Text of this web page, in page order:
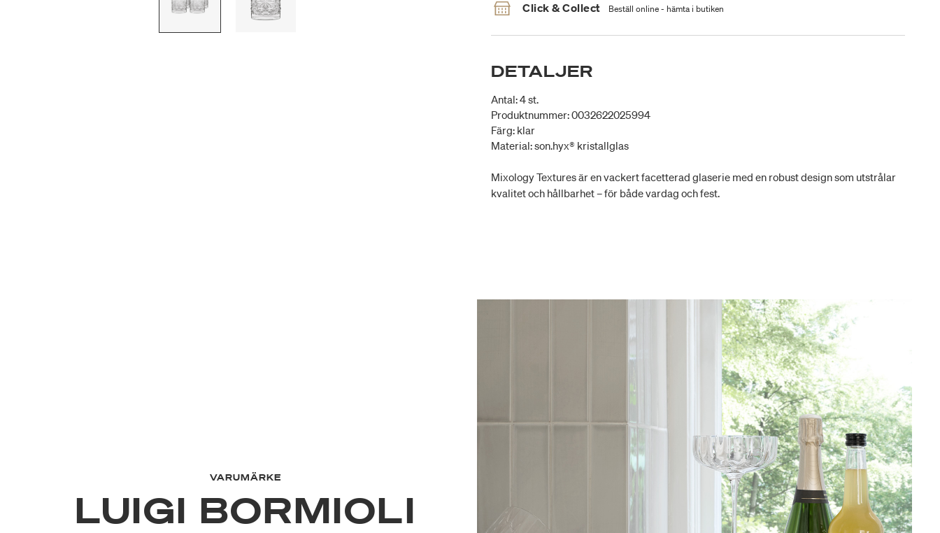
Click & Collect Beställ online - hämta i butiken
DETALJER
Antal: 4 st.
Produktnummer: 0032622025994
Färg: klar
Material: son.hyx® kristallglas
Mixology Textures är en vackert facetterad glaserie med en robust design som utstrålar
kvalitet och hållbarhet – för både vardag och fest.
VARUMÄRKE
LUIGI BORMIOLI